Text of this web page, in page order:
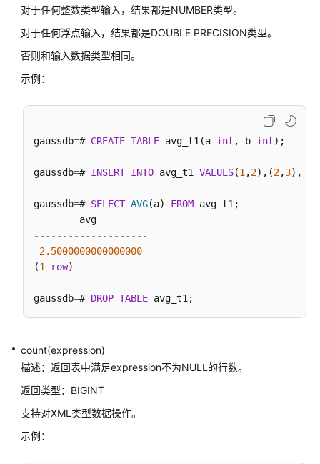
_V2.0-
开
指
库
据
库
安
对于任何整数类型输入，结果都是NUMBER类型。
对于任何浮点输入，结果都是DOUBLE PRECISION类型。
否则和输入数据类型相同。
示例：
gaussdb=# CREATE TABLE avg_t1(a int , b int);
gaussdb=# INSERT INTO avg_t1 VALUES(1 ,2),(2,3),(
gaussdb=# SELECT AVG(a) FROM avg_t1;
--------------------
2.5000000000000000
(1 row)
gaussdb=# DROP TABLE
count(expression)
描述：返回表中满足expression不为NULL的行数。
返回类型：BIGINT
支持对XML类型数据操作。
示例：